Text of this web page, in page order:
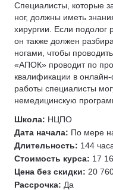
Специалисты, которые
ног, должны иметь
хирургии. Если подолог
он также должен
ногами, чтобы
«АПОК» проводит по
квалификации в
работы специалисты
немедицинскую
Школа: НЦПО
Дата начала: По мере
Длительность: 144
Стоимость курса: 17
Цена без скидки: 20
Рассрочка: Да